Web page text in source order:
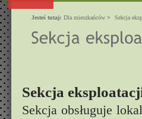
Jesteś tutaj: Dla mieszkańców > Sekcja
Sekcja
Sekcja obsługuje